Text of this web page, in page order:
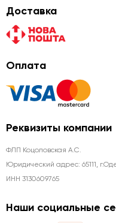
Доставка
Оплата
Реквизиты компании
ФЛП Коцоловская А.С.
Юридический адрес: 65111,
ИНН 3130609765
Наши социальные